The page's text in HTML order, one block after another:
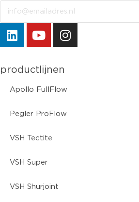
productlijnen
Apollo FullFlow
Pegler ProFlow
VSH Tectite
VSH Super
VSH Shurjoint